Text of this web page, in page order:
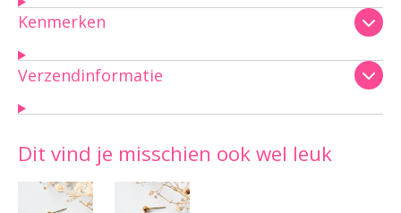
Kenmerken
Verzendinformatie
Dit vind je misschien ook wel leuk